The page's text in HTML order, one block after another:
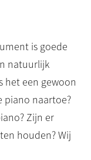
is goede
natuurlijk
het een gewoon
piano naartoe?
Zijn er
houden? Wij